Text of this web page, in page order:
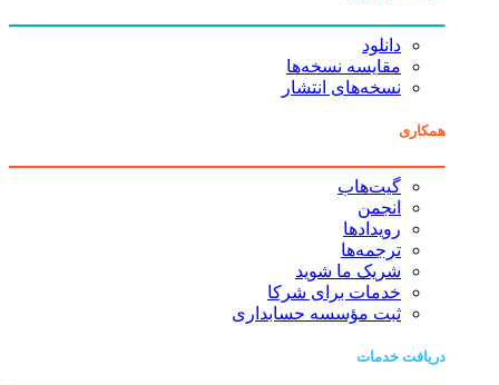
دانلود
مقایسه نسخه‌ها
نسخه‌های انتشار
همکاری
گیت‌هاب
انجمن
رویدادها
ترجمه‌ها
شریک ما شوید
خدمات برای شرکا
ثبت مؤسسه حسابداری
دریافت خدمات